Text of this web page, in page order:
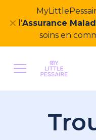
Bienvenue
MyLittlePessaire !
✕